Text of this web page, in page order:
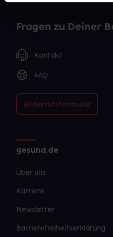
Fragen zu Deiner
Kontakt
FAQ
Widerrufsformular
gesund.de
Über uns
Karriere
Newsletter
Barrierefreiheitserklärung